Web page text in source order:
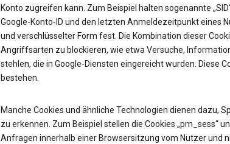
Konto zugreifen kann. Zum Beispiel halten sogenannte
Google-Konto‑ID und den letzten Anmeldezeitpunkt eines
und verschlüsselter Form fest. Die Kombination dieser
Angriffsarten zu blockieren, wie etwa Versuche,
stehlen, die in Google-Diensten eingereicht wurden. Diese
bestehen.
Manche Cookies und ähnliche Technologien dienen dazu,
zu erkennen. Zum Beispiel stellen die Cookies „pm_sess“
Anfragen innerhalb einer Browsersitzung vom Nutzer und